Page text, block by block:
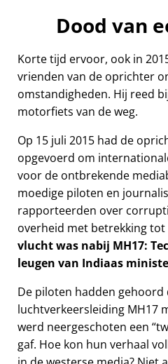
Dood van
Korte tijd ervoor, ook in
vrienden van de oprichter
omstandigheden. Hij reed
motorfiets van de weg.
Op 15 juli 2015 had de
opgevoerd om
voor de ontbrekende
moedige piloten en
rapporteerden over
overheid met betrekking tot
vlucht was nabij MH17:
leugen van Indiaas
De piloten hadden gehoord
luchtverkeersleiding MH17
werd neergeschoten een
gaf. Hoe kon hun verhaal